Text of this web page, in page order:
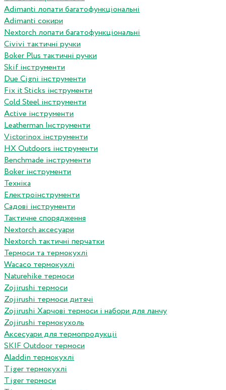
Adimanti лопати багатофункціональні
Adimanti сокири
Nextorch лопати багатофункціональні
Сivivi тактичні ручки
Boker Plus тактичні ручки
Skif інструменти
Due Cigni інструменти
Fix it Sticks інструменти
Сold Steel інструменти
Active інструменти
Leatherman Інструменти
Victorinox інструменти
HX Outdoors інструменти
Benchmade інструменти
Boker інструменти
Техніка
Електроінструменти
Садові інструменти
Тактичне спорядження
Nextorch аксесуари
Nextorch тактичні перчатки
Термоси та термокухлі
Wacaco термокухлі
Naturehike термоси
Zojirushi термоси
Zojirushi термоси дитячі
Zojirushi Харчові термоси і набори для ланчу
Zojirushi термокухоль
Аксесуари для термопродукціі
SKIF Outdoor термоси
Aladdin термокухлі
Tiger термокухлі
Tiger термоси